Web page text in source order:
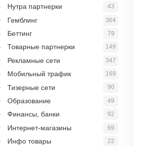
43
Нутра партнерки
364
Гемблинг
79
Беттинг
149
Товарные партнерки
347
Рекламные сети
169
Мобильный трафик
90
Тизерные сети
49
Образование
92
Финансы, банки
69
Интернет-магазины
22
Инфо товары